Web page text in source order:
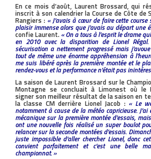
En ce mois d’août, Laurent Brossard, qui
inscrit à son calendrier la Course de Côte de
Rangiers : « J’avais à cœur de faire cette
plaisir immense alors que j’avais au départ une
confie Laurent. « On a tous à l’esprit le drame
en 2010 avec la disparition de Lionel
sécurisation a nettement progressé mais
tout de même une énorme appréhension à
me suis libéré après la première montée et le
rendez-vous et la performance n’était pas
La saison de Laurent Brossard sur le
Montagne se concluait à Limonest où le
signer son meilleur résultat de la saison en
la classe CM derrière Lionel Jacob : « Le
notamment à cause de la météo capricieuse. J’ai
mécanique sur la première montée d’essais,
ont une nouvelle fois réalisé un super boulot
relancer sur la seconde montées d’essais.
juste impossible d’aller chercher Lionel, donc
convient parfaitement et c’est une belle
championnat. »